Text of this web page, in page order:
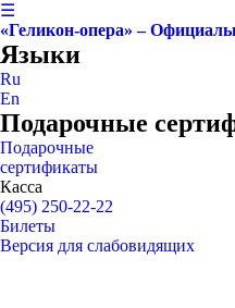
☰
«Геликон-опера» –
Языки
Ru
En
Подарочные
Подарочные
сертификаты
Касса
(495) 250-22-22
Билеты
Версия для слабовидящих